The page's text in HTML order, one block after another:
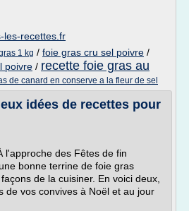
les-recettes.fr
1 kg / foie gras cru sel poivre /
poivre / recette foie gras au
de canard en conserve a la fleur de sel
idées de recettes pour
l'approche des Fêtes de fin
bonne terrine de foie gras
de la cuisiner. En voici deux,
de vos convives à Noël et au jour